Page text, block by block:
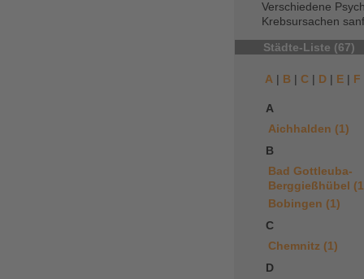
Verschiedene
Krebsursachen
Städte-Liste (67)
A | B | C | D | E | F
A
Aichhalden (1)
B
Bad Gottleuba-
Berggießhübel
Bobingen (1)
C
Chemnitz (1)
D